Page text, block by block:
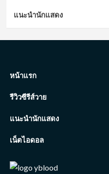
แนะนำนักแสดง
หน้าแรก
รีวิวซีรีส์วาย
แนะนำนักแสดง
เน็ตไอดอล